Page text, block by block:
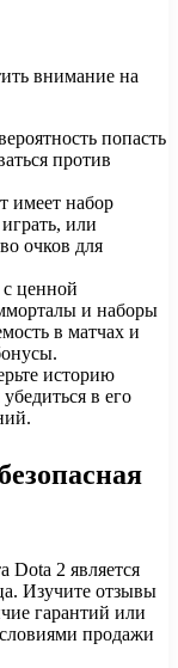
внимание на
попасть
против
имеет набор
или
очков для
ценной
и наборы
в матчах и
историю
в его
2 является
Изучите отзывы
гарантий или
продажи